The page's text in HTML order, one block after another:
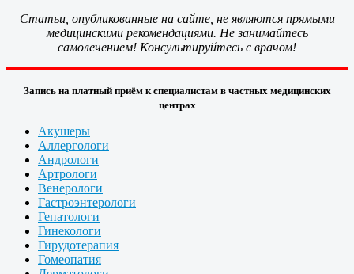
Статьи, опубликованные на сайте, не являются прямыми
медицинскими рекомендациями. Не занимайтесь
самолечением! Консультируйтесь с врачом!
Запись на платный приём к специалистам в частных медицинских
центрах
Акушеры
Аллергологи
Андрологи
Артрологи
Венерологи
Гастроэнтерологи
Гепатологи
Гинекологи
Гирудотерапия
Гомеопатия